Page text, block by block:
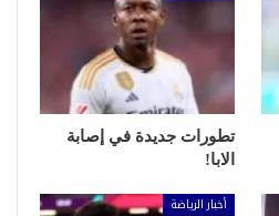
تطورات جديدة في إصابة
الابا!
أخبار الرياضة